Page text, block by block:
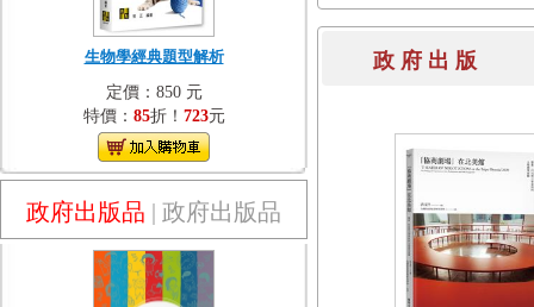
生物學經典題型解析
定價：850 元
特價： 85折！ 723元
政府出版品 | 政府出版品
政 府 出